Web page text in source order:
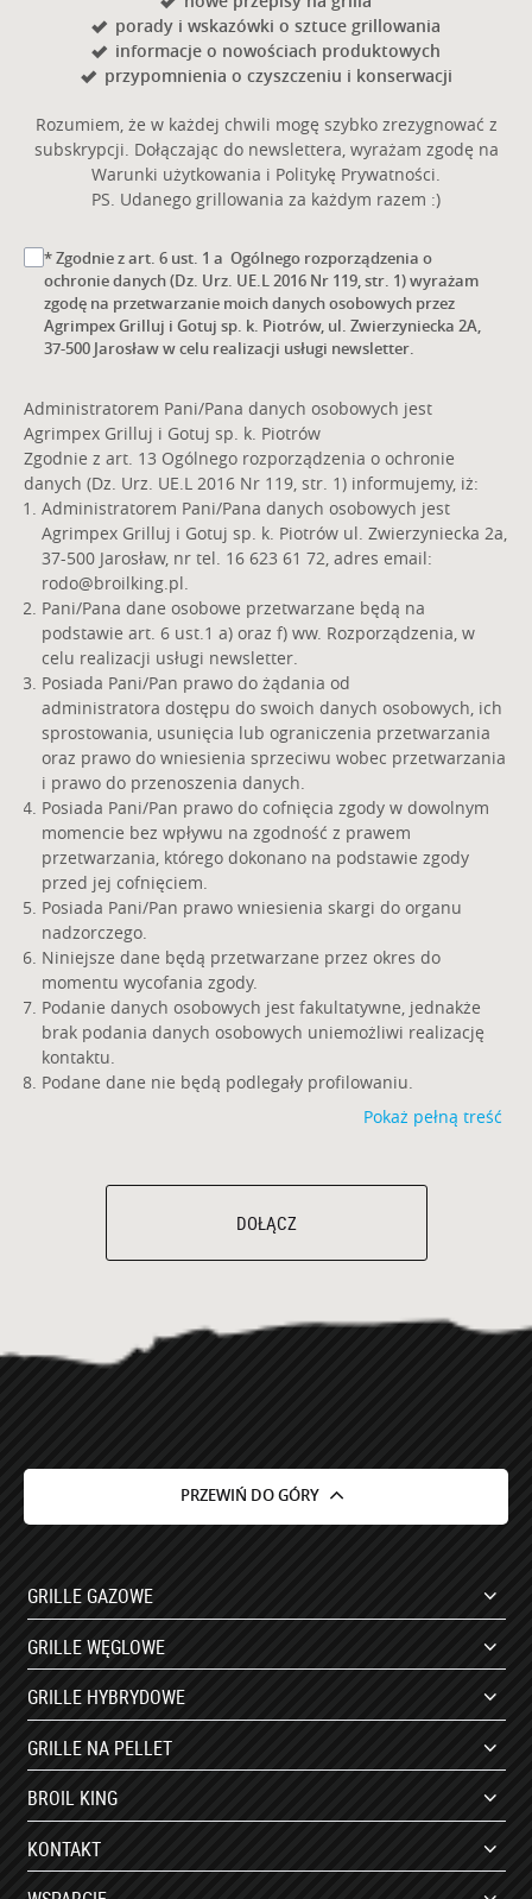
porady i wskazówki o sztuce grillowania
informacje o nowościach produktowych
przypomnienia o czyszczeniu i konserwacji
Rozumiem, że w każdej chwili mogę szybko zrezygnować z
subskrypcji. Dołączając do newslettera, wyrażam zgodę na
Warunki użytkowania i Politykę Prywatności.
PS. Udanego grillowania za każdym razem :)
* Zgodnie z art. 6 ust. 1 a Ogólnego rozporządzenia o
ochronie danych (Dz. Urz. UE.L 2016 Nr 119, str. 1) wyrażam
zgodę na przetwarzanie moich danych osobowych przez
Agrimpex Grilluj i Gotuj sp. k. Piotrów, ul. Zwierzyniecka 2A,
37-500 Jarosław w celu realizacji usługi newsletter.
Administratorem Pani/Pana danych osobowych jest
Agrimpex Grilluj i Gotuj sp. k. Piotrów
Zgodnie z art. 13 Ogólnego rozporządzenia o ochronie
danych (Dz. Urz. UE.L 2016 Nr 119, str. 1) informujemy, iż:
Administratorem Pani/Pana danych osobowych jest
Agrimpex Grilluj i Gotuj sp. k. Piotrów ul. Zwierzyniecka 2a,
37-500 Jarosław, nr tel. 16 623 61 72, adres email:
rodo@broilking.pl
Pani/Pana dane osobowe przetwarzane będą na
podstawie art. 6 ust.1 a) oraz f) ww. Rozporządzenia, w
celu realizacji usługi newsletter.
Posiada Pani/Pan prawo do żądania od
administratora dostępu do swoich danych osobowych, ich
sprostowania, usunięcia lub ograniczenia przetwarzania
oraz prawo do wniesienia sprzeciwu wobec przetwarzania
i prawo do przenoszenia danych.
Posiada Pani/Pan prawo do cofnięcia zgody w dowolnym
momencie bez wpływu na zgodność z prawem
przetwarzania, którego dokonano na podstawie zgody
przed jej cofnięciem.
Posiada Pani/Pan prawo wniesienia skargi do organu
nadzorczego.
Niniejsze dane będą przetwarzane przez okres do
momentu wycofania zgody.
Podanie danych osobowych jest fakultatywne, jednakże
brak podania danych osobowych uniemożliwi realizację
kontaktu.
Podane dane nie będą podlegały profilowaniu.
Pokaż pełną treść
DOŁĄCZ
PRZEWIŃ DO GÓRY
GRILLE GAZOWE
GRILLE WĘGLOWE
GRILLE HYBRYDOWE
GRILLE NA PELLET
BROIL KING
KONTAKT